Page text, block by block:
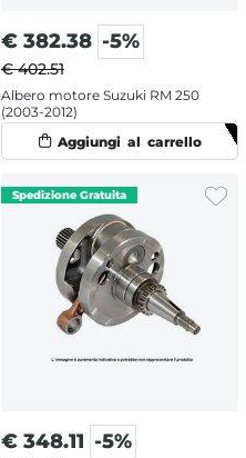
€ 382.38 -5%
€ 402.51
Albero motore Suzuki RM 250
(2003-2012)
€ 348.11 -5%